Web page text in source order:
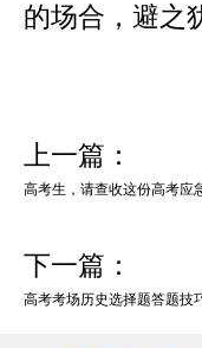
的场合，避之
上一篇：
高考生，请查收这份高考应
下一篇：
高考考场历史选择题答题技